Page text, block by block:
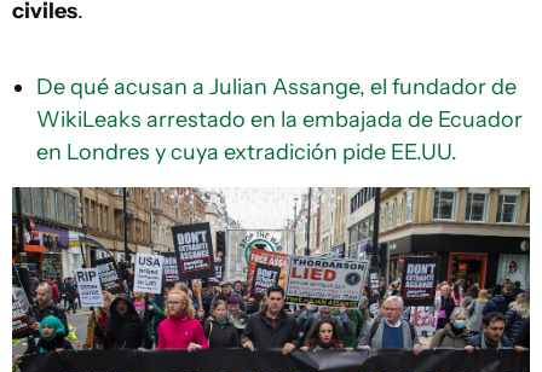
civiles.
De qué acusan a Julian Assange, el fundador de
WikiLeaks arrestado en la embajada de Ecuador
en Londres y cuya extradición pide EE.UU.